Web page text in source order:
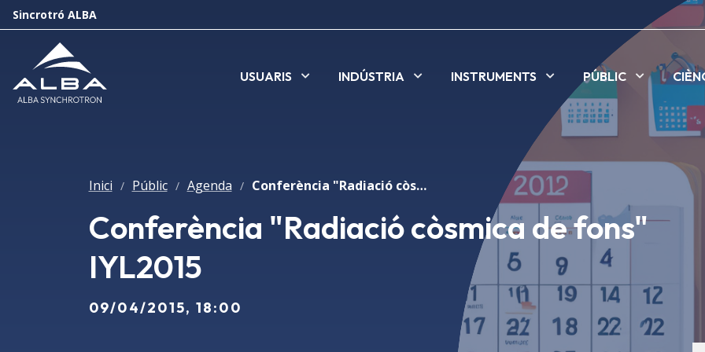
Sincrotró ALBA
USUARIS INDÚSTRIA INSTRUMENTS PÚBLIC
Inici / Públic / Agenda / Conferència "Radiació còsmica de fons" IYL2015
Conferència "Radiació còsmica de fons"
IYL2015
09/04/2015, 18:00